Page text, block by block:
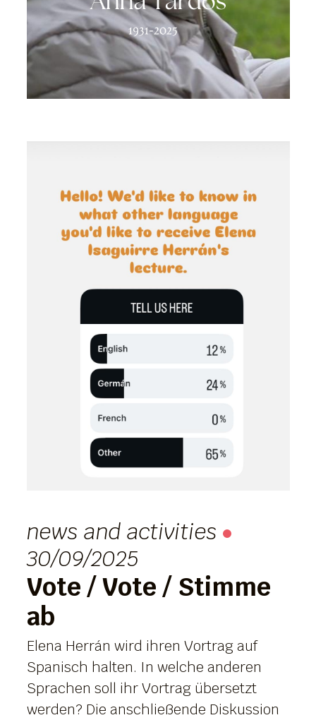
news and activities
30/09/2025
Vote / Vote / Stimme
ab
Elena Herrán wird ihren Vortrag auf
Spanisch halten. In welche anderen
Sprachen soll ihr Vortrag übersetzt
werden? Die anschließende Diskussion